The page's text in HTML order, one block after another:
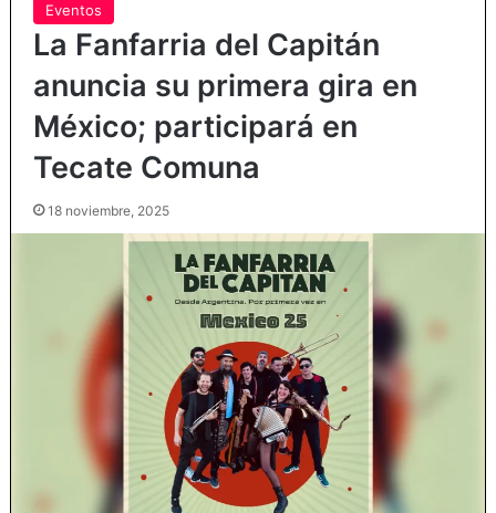
Eventos
La Fanfarria del Capitán
anuncia su primera gira en
México; participará en
Tecate Comuna
18 noviembre, 2025